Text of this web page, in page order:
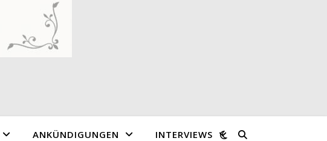
ANKÜNDIGUNGEN INTERVIEWS